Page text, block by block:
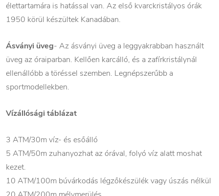
élettartamára is hatással van. Az első kvarckristályos órák
1950 körül készültek Kanadában.
Ásványi üveg- Az ásványi üveg a leggyakrabban használt
üveg az óraiparban. Kellően karcálló, és a zafírkristálynál
ellenállóbb a töréssel szemben. Legnépszerűbb a
sportmodellekben.
Vízállósági táblázat
3 ATM/30m víz- és esőálló
5 ATM/50m zuhanyozhat az órával, folyó víz alatt moshat
kezet.
10 ATM/100m búvárkodás légzőkészülék vagy úszás nélkül